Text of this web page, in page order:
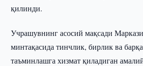
қилинди.
Учрашувнинг асосий мақсади
минтақасида тинчлик, бирлик ва
таъминлашга хизмат қиладиган